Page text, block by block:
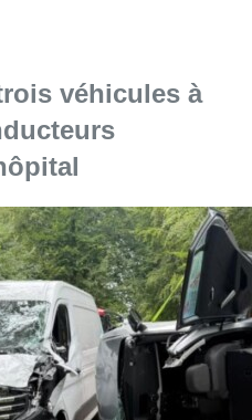
véhicules à